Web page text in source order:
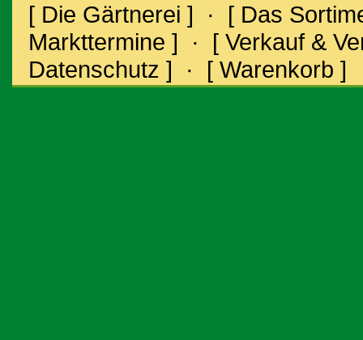
[ Die Gärtnerei ] · [ Das
Markttermine ] · [ Verkauf &
Datenschutz ] · [ Warenkorb ]